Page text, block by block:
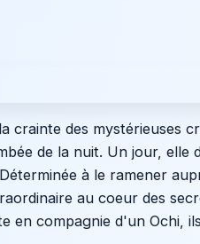
crainte des mystérieuses
de la nuit. Un jour, elle
à le ramener
au coeur des
en compagnie d'un Ochi,